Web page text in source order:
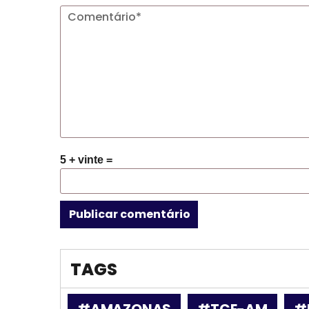
5 + vinte =
TAGS